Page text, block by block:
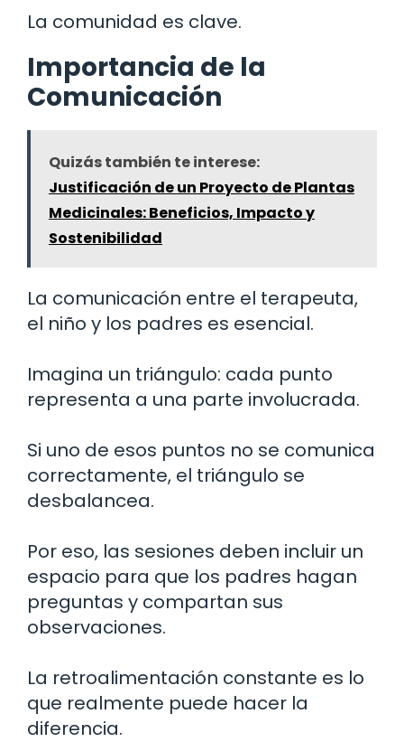
La comunidad es clave.
Importancia de la
Comunicación
Quizás también te interese:
Justificación de un Proyecto de Plantas
Medicinales: Beneficios, Impacto y
Sostenibilidad
La comunicación entre el terapeuta,
el niño y los padres es esencial.
Imagina un triángulo: cada punto
representa a una parte involucrada.
Si uno de esos puntos no se comunica
correctamente, el triángulo se
desbalancea.
Por eso, las sesiones deben incluir un
espacio para que los padres hagan
preguntas y compartan sus
observaciones.
La retroalimentación constante es lo
que realmente puede hacer la
diferencia.